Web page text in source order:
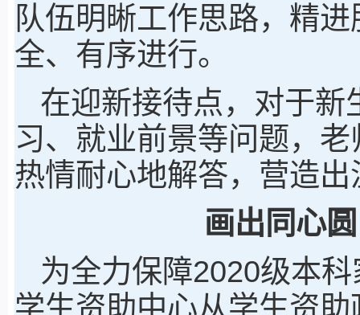
队伍明晰工作思路，精
全、有序进行。
在迎新接待点，对于新
习、就业前景等问题，
热情耐心地解答，营造
画出同心
为全力保障2020级本
学生资助中心从学生资